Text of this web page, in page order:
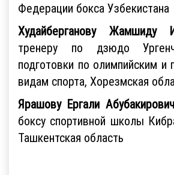
Федерации бокса Узбекистана
Худайберганову Жамшиду
тренеру по дзюдо
подготовки по олимпийским и
видам спорта, Хорезмская
Ярашову Ергали
боксу спортивной школы
Ташкентская область